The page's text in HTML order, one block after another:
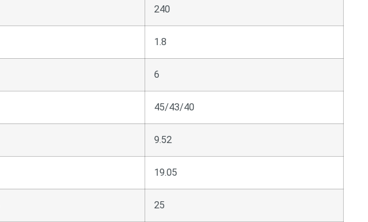
240
1.8
6
45/43/40
9.52
19.05
25